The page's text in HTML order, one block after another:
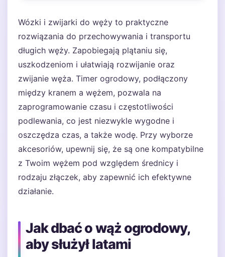
Wózki i zwijarki do węży to praktyczne
rozwiązania do przechowywania i transportu
długich węży. Zapobiegają plątaniu się,
uszkodzeniom i ułatwiają rozwijanie oraz
zwijanie węża. Timer ogrodowy, podłączony
między kranem a wężem, pozwala na
zaprogramowanie czasu i częstotliwości
podlewania, co jest niezwykle wygodne i
oszczędza czas, a także wodę. Przy wyborze
akcesoriów, upewnij się, że są one kompatybilne
z Twoim wężem pod względem średnicy i
rodzaju złączek, aby zapewnić ich efektywne
działanie.
Jak dbać o wąż ogrodowy,
aby służył latami